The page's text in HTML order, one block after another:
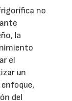
no
la
el
un
del